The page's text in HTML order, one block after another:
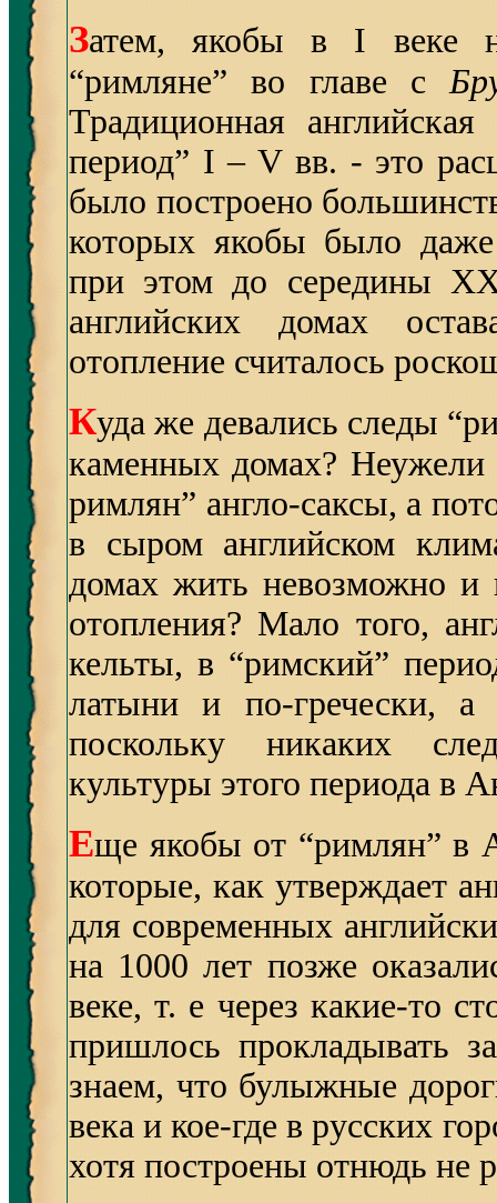
Затем, якобы в I веке
“римляне” во главе с
Традиционная
период” I – V вв. - это
было построено
которых якобы было
при этом до середины
английских домах
отопление считалось
Куда же девались следы
каменных домах?
римлян” англо-саксы, а
в сыром английском
домах жить невозможно и
отопления? Мало того,
кельты, в “римский”
латыни и по-гречески, а
поскольку никаких
культуры этого периода в
Еще якобы от “римлян” в
которые, как утверждает
для современных
на 1000 лет позже
веке, т. е через какие-то
пришлось прокладывать
знаем, что булыжные
века и кое-где в русских
хотя построены отнюдь не